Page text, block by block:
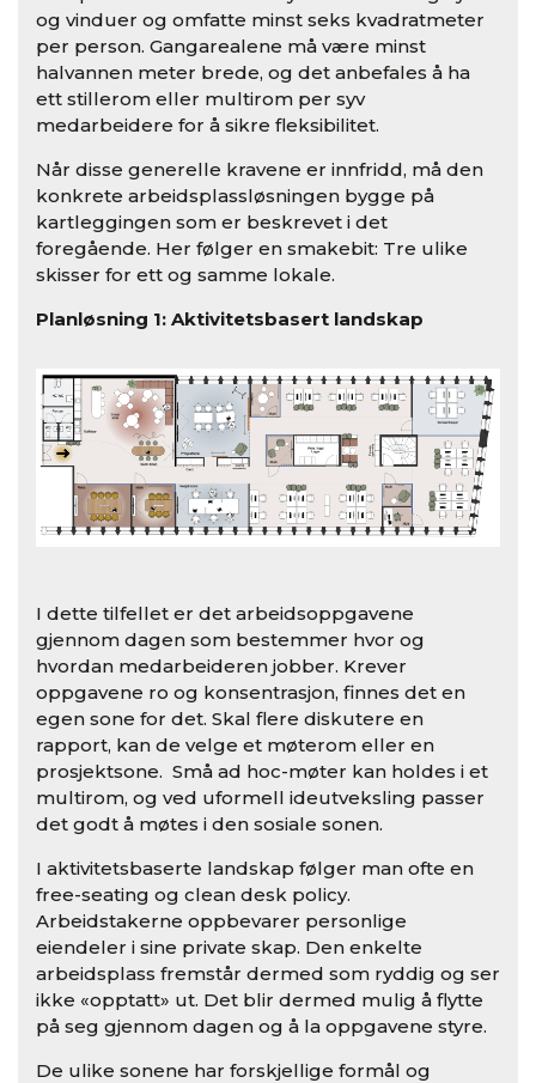
og vinduer og omfatte minst seks kvadratmeter
per person. Gangarealene må være minst
halvannen meter brede, og det anbefales å ha
ett stillerom eller multirom per syv
medarbeidere for å sikre fleksibilitet.
Når disse generelle kravene er innfridd, må den
konkrete arbeidsplassløsningen bygge på
kartleggingen som er beskrevet i det
foregående. Her følger en smakebit: Tre ulike
skisser for ett og samme lokale.
Planløsning 1: Aktivitetsbasert landskap
I dette tilfellet er det arbeidsoppgavene
gjennom dagen som bestemmer hvor og
hvordan medarbeideren jobber. Krever
oppgavene ro og konsentrasjon, finnes det en
egen sone for det. Skal flere diskutere en
rapport, kan de velge et møterom eller en
prosjektsone. Små ad hoc-møter kan holdes i et
multirom, og ved uformell ideutveksling passer
det godt å møtes i den sosiale sonen.
I aktivitetsbaserte landskap følger man ofte en
free-seating og clean desk policy.
Arbeidstakerne oppbevarer personlige
eiendeler i sine private skap. Den enkelte
arbeidsplass fremstår dermed som ryddig og ser
ikke «opptatt» ut. Det blir dermed mulig å flytte
på seg gjennom dagen og å la oppgavene styre.
De ulike sonene har forskjellige formål og